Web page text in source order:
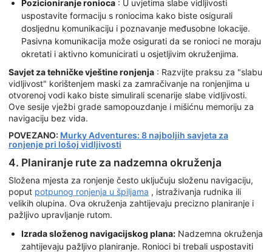
Pozicioniranje ronioca : U uvjetima slabe vidljivosti
uspostavite formaciju s roniocima kako biste osigurali
dosljednu komunikaciju i poznavanje međusobne lokacije.
Pasivna komunikacija može osigurati da se ronioci ne moraju
okretati i aktivno komunicirati u osjetljivim okruženjima.
Savjet za tehničke vještine ronjenja : Razvijte praksu za "slabu
vidljivost" korištenjem maski za zamračivanje na ronjenjima u
otvorenoj vodi kako biste simulirali scenarije slabe vidljivosti.
Ove sesije vježbi grade samopouzdanje i mišićnu memoriju za
navigaciju bez vida.
POVEZANO: Murky Adventures: 8 najboljih savjeta za
ronjenje pri lošoj vidljivosti
4. Planiranje rute za nadzemna okruženja
Složena mjesta za ronjenje često uključuju složenu navigaciju,
poput potpunog ronjenja u špiljama , istraživanja rudnika ili
velikih olupina. Ova okruženja zahtijevaju precizno planiranje i
pažljivo upravljanje rutom.
Izrada složenog navigacijskog plana: Nadzemna okruženja
zahtijevaju pažljivo planiranje. Ronioci bi trebali uspostaviti